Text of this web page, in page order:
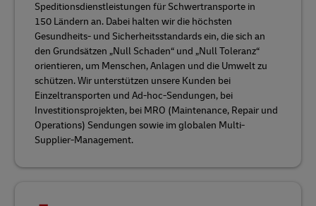
Speditionsdienstleistungen für Schwertransporte in
150 Ländern an. Dabei halten wir die höchsten
Gesundheits- und Sicherheitsstandards ein, die sich an
den Grundsätzen „Null Schaden“ und „Null Toleranz“
orientieren, um Menschen, Anlagen und die Umwelt zu
schützen. Wir unterstützen unsere Kunden bei
Einzeltransporten und Ad-hoc-Sendungen, bei
Investitionsprojekten, bei MRO (Maintenance, Repair und
Operations) Sendungen sowie im globalen Multi-
Supplier-Management.